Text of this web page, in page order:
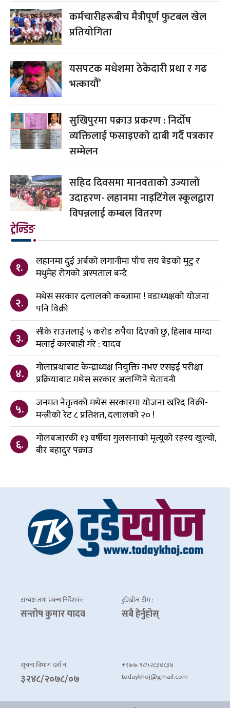
कर्मचारीहरूबीच मैत्रीपूर्ण फुटबल खेल
प्रतियोगिता
यसपटक मधेशमा ठेकेदारी प्रथा र गढ
भत्कायौं’
सुखिपुरमा पक्राउ प्रकरण : निर्दोष
व्यक्तिलाई फसाइएको दाबी गर्दै पत्रकार
सम्मेलन
सहिद दिवसमा मानवताको उज्यालो
उदाहरण- लहानमा नाइटिंगेल स्कूलद्वारा
विपन्नलाई कम्बल वितरण
ट्रेन्डिङ
१.
लहानमा दुई अर्बको लगानीमा पाँच सय बेडको मुटु र
मधुमेह रोगको अस्पताल बन्दै
२.
मधेस सरकार दलालको कब्जामा ! वडाध्यक्षको योजना
पनि विक्री
३.
सीके राउतलाई ५ करोड रुपैया दिएको छु, हिसाब माग्दा
मलाई कारबाही गरे : यादव
४.
गोलाप्रथाबाट केन्द्राध्यक्ष नियुक्ति नभए एसइई परीक्षा
प्रक्रियाबाट मधेस सरकार अलग्गिने चेतावनी
५.
जनमत नेतृत्वको मधेस सरकारमा योजना खरिद विक्री-
मन्त्रीको रेट ८ प्रतिशत, दलालको २० !
६.
गोलबजारकी १३ वर्षीया गुलसनाको मृत्यूको रहस्य खुल्यो,
बीर बहादुर पक्राउ
अध्यक्ष तथा प्रबन्ध निर्देशक:
सन्तोष कुमार यादव
टुडेखोज टीम :
सबै हेर्नुहोस्
सूचना विभाग दर्ता नं.
३२४८/२०७८/०७
+९७७-९८५२८३४८३४
todaykhoj@gmail.com